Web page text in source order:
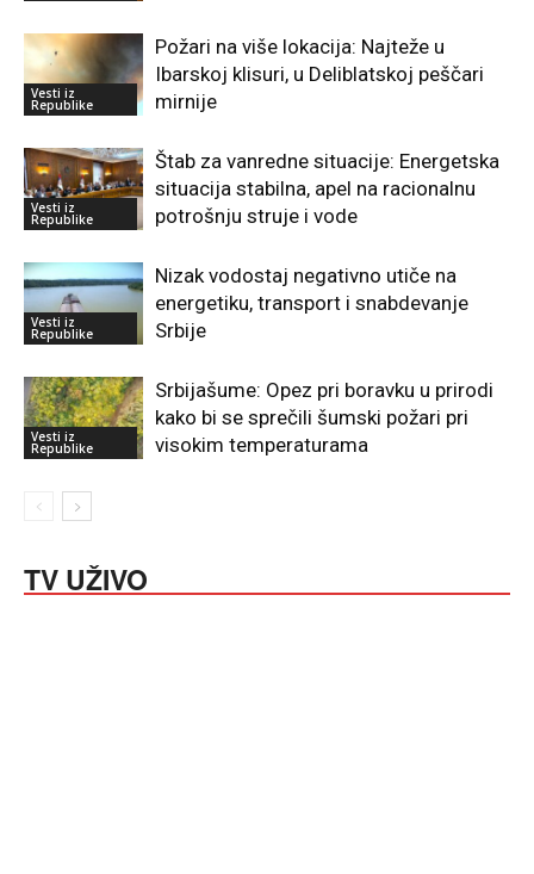
Vesti iz
Republike
Požari na više lokacija: Najteže u
Ibarskoj klisuri, u Deliblatskoj peščari
mirnije
Vesti iz
Republike
Štab za vanredne situacije: Energetska
situacija stabilna, apel na racionalnu
potrošnju struje i vode
Vesti iz
Republike
Nizak vodostaj negativno utiče na
energetiku, transport i snabdevanje
Srbije
Vesti iz
Republike
Srbijašume: Opez pri boravku u prirodi
kako bi se sprečili šumski požari pri
visokim temperaturama
TV UŽIVO